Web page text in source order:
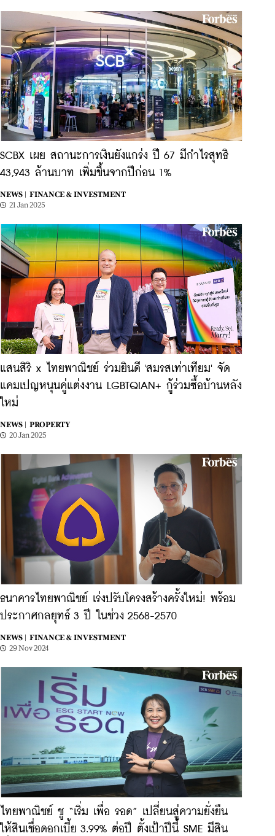
SCBX เผย สถานะการเงินยังแกร่ง ปี 67 มีกำไรสุทธิ
43,943 ล้านบาท เพิ่มขึ้นจากปีก่อน 1%
NEWS |
FINANCE & INVESTMENT
21 Jan 2025
แสนสิริ x ไทยพาณิชย์ ร่วมยินดี 'สมรสเท่าเทียม' จัด
แคมเปญหนุนคู่แต่งงาน LGBTQIAN+ กู้ร่วมซื้อบ้านหลัง
ใหม่
NEWS |
PROPERTY
20 Jan 2025
ธนาคารไทยพาณิชย์ เร่งปรับโครงสร้างครั้งใหม่! พร้อม
ประกาศกลยุทธ์ 3 ปี ในช่วง 2568-2570
NEWS |
FINANCE & INVESTMENT
29 Nov 2024
ไทยพาณิชย์ ชู “เริ่ม เพื่อ รอด” เปลี่ยนสู่ความยั่งยืน
ให้สินเชื่อดอกเบี้ย 3.99% ต่อปี ตั้งเป้าปีนี้ SME มีสิน